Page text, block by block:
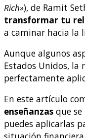
Rich»), de Ramit
transformar tu
a caminar hacia la
Aunque algunos
Estados Unidos, la
perfectamente
En este artículo
enseñanzas que
puedes aplicarlas